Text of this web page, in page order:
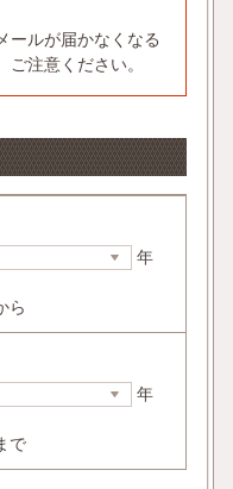
ールが届かなくなる
注意ください。
年
ら
年
で